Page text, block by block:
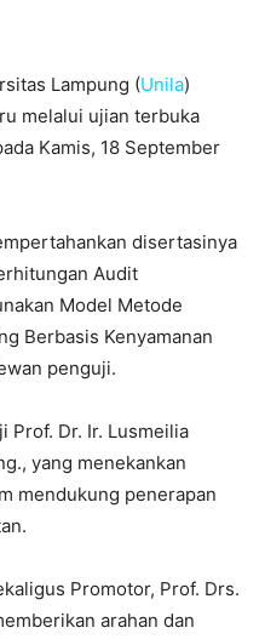
Lampung (Unila)
melalui ujian terbuka
Kamis, 18 September
disertasinya
Audit
Model Metode
Berbasis Kenyamanan
penguji.
Prof. Dr. Ir. Lusmeilia
yang menekankan
mendukung penerapan
Promotor, Prof. Drs.
arahan dan